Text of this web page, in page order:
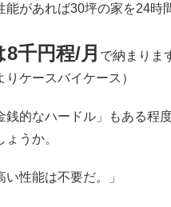
能があれば30坪の家を24時
千円程/月 で納まりま
りケースバイケース）
銭的なハードル」もある程
うか。
い性能は不要だ。」